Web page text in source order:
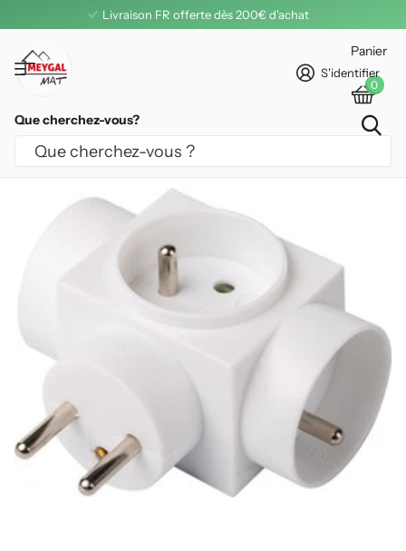
Livraison FR offerte dès 200€ d'achat
Que cherchez-vous?
S'identifier
Panier
0
MULTIPRISE TRIPLITE DHOME